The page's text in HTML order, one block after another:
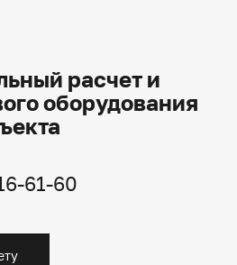
расчет и
оборудования
61-60